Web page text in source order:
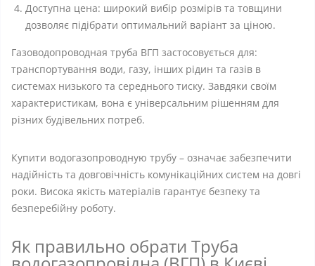
Доступна цена: широкий вибір розмірів та товщини
дозволяє підібрати оптимальний варіант за ціною.
Газоводопроводная труба ВГП застосовується для:
транспортування води, газу, інших рідин та газів в
системах низького та середнього тиску. Завдяки своїм
характеристикам, вона є універсальним рішенням для
різних будівельних потреб.
Купити водогазопроводную трубу – означає забезпечити
надійність та довговічність комунікаційних систем на довгі
роки. Висока якість матеріалів гарантує безпеку та
безперебійну роботу.
Як правильно обрати Труба